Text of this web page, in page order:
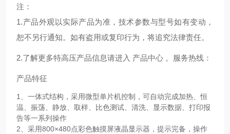
注：
1.产品外观以实际产品为准，技术参数与型号如有变动，
恕不另行通知。如有盗用或复印行为，将追究法律责任。
2.了解更多特高压产品信息请进入 产品中心 。服务热线：
产品特征
1、一体式结构，采用微型单片机控制，可自动完成加热、恒
温、振荡、静放、取样、比色测试、清洗、显示数据、打印报
告等一系列操作
2、采用800×480点彩色触摸屏液晶显示器，提示完备，操作